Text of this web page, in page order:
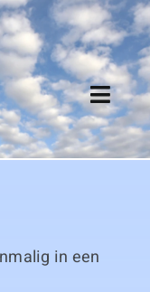
in een